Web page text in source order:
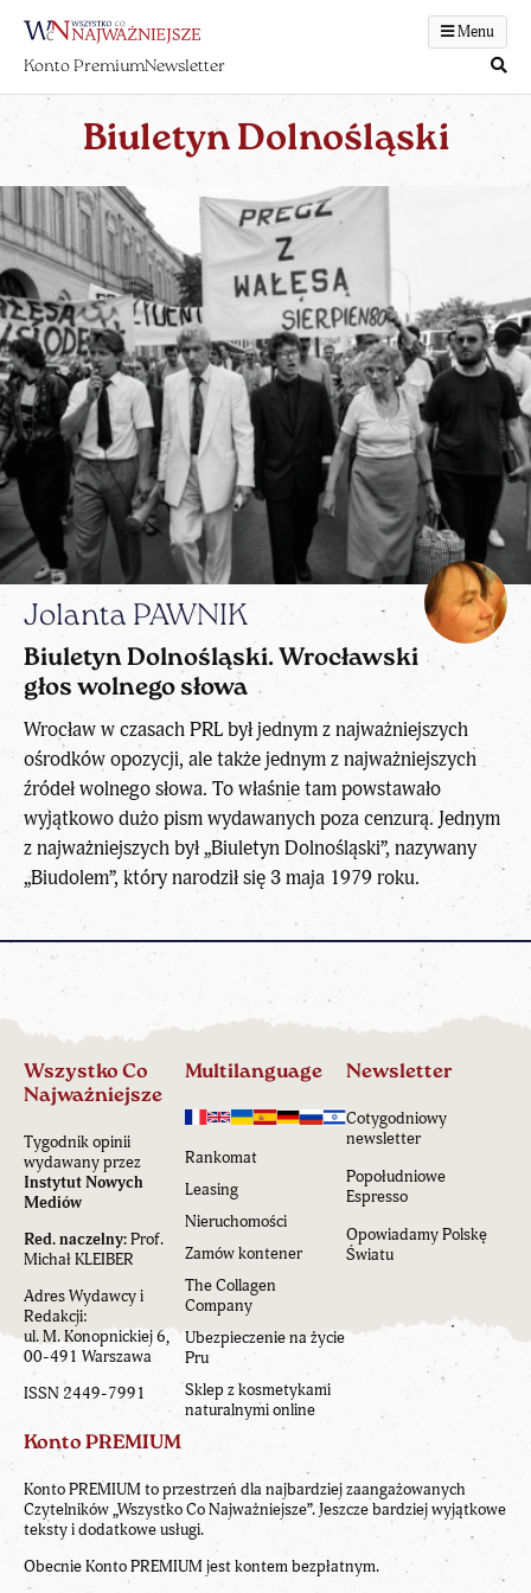
Menu
Konto PremiumNewsletter
Biuletyn Dolnośląski
Jolanta PAWNIK
Biuletyn Dolnośląski. Wrocławski
głos wolnego słowa
Wrocław w czasach PRL był jednym z najważniejszych
ośrodków opozycji, ale także jednym z najważniejszych
źródeł wolnego słowa. To właśnie tam powstawało
wyjątkowo dużo pism wydawanych poza cenzurą. Jednym
z najważniejszych był „Biuletyn Dolnośląski”, nazywany
„Biudolem”, który narodził się 3 maja 1979 roku.
Wszystko Co
Najważniejsze
Tygodnik opinii
wydawany przez
Instytut Nowych
Mediów
Red. naczelny:Prof.
Michał KLEIBER
Adres Wydawcy i
Redakcji:
ul. M. Konopnickiej 6,
00-491 Warszawa
ISSN 2449-7991
Multilanguage
Rankomat
Leasing
Nieruchomości
Zamów kontener
The Collagen
Company
Ubezpieczenie na życie
Pru
Sklep z kosmetykami
naturalnymi online
Newsletter
Cotygodniowy
newsletter
Popołudniowe
Espresso
Opowiadamy Polskę
Światu
Konto PREMIUM
Konto PREMIUM to przestrzeń dla najbardziej zaangażowanych
Czytelników „Wszystko Co Najważniejsze”. Jeszcze bardziej wyjątkowe
teksty i dodatkowe usługi.
Obecnie Konto PREMIUM jest kontem bezpłatnym.